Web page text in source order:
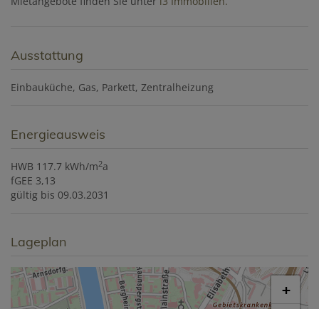
Ausstattung
Einbauküche Gas Parkett Zentralheizung
Energieausweis
HWB 117.7 kWh/m2a
fGEE 3,13
gültig bis 09.03.2031
Lageplan
+